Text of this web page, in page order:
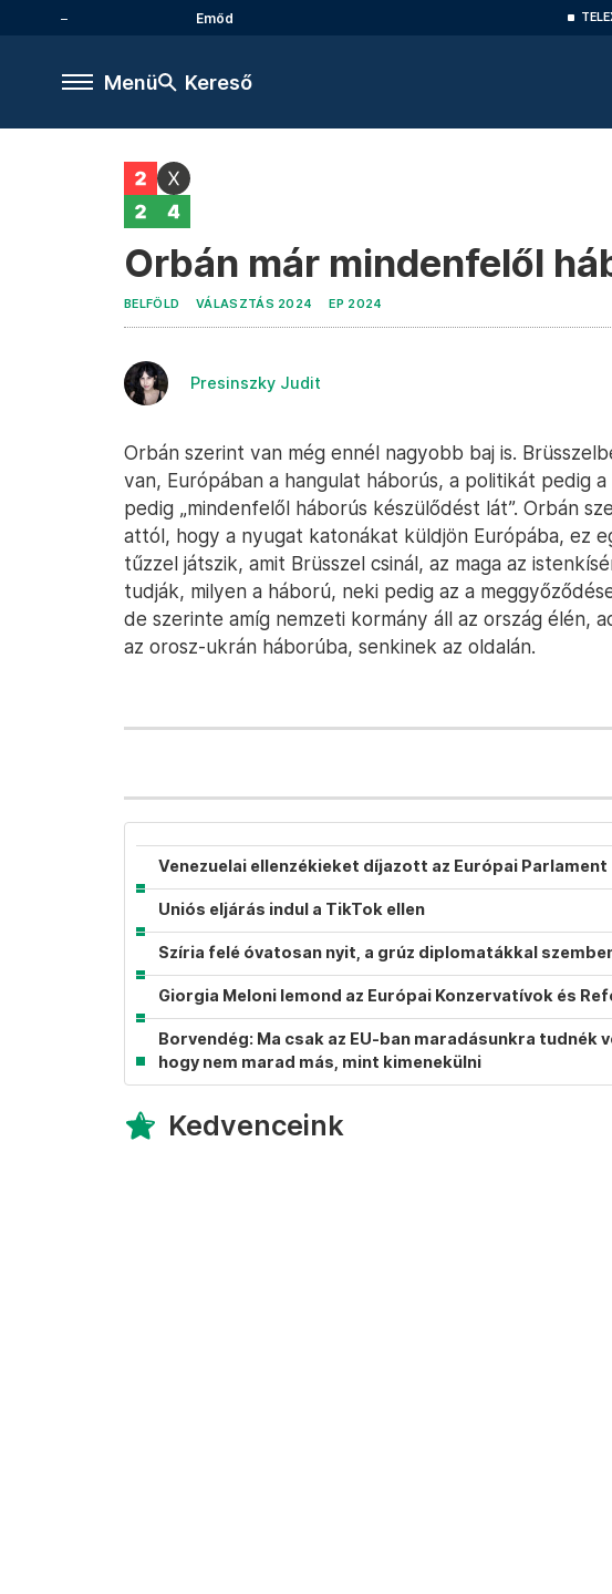
Emőd
Menü Kereső
Orbán már mindenfelől
BELFÖLD VÁLASZTÁS 2024 EP 2024
Presinszky Judit
Orbán szerint van még ennél nagyobb baj is.
van, Európában a hangulat háborús, a politikát pedig a
pedig „mindenfelől háborús készülődést lát”. Orbán
attól, hogy a nyugat katonákat küldjön Európába, ez
tűzzel játszik, amit Brüsszel csinál, az maga az
tudják, milyen a háború, neki pedig az a
de szerinte amíg nemzeti kormány áll az ország élén,
az orosz-ukrán háborúba, senkinek az oldalán.
Venezuelai ellenzékieket díjazott az Európai Parlament
Uniós eljárás indul a TikTok ellen
Szíria felé óvatosan nyit, a grúz diplomatákkal
Giorgia Meloni lemond az Európai Konzervatívok és
Borvendég: Ma csak az EU-ban maradásunkra tudnék
hogy nem marad más, mint kimenekülni
Kedvenceink